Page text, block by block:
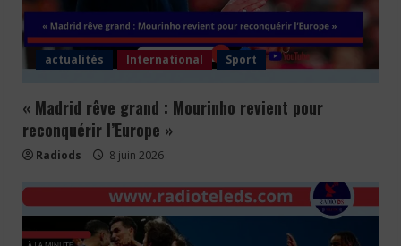
actualités International Sport
« Madrid rêve grand : Mourinho revient pour
reconquérir l’Europe »
Radiods 8 juin 2026